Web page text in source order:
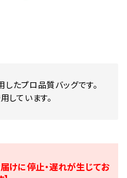
たプロ品質バッグです。
しています。
けに停止・遅れが生じてお